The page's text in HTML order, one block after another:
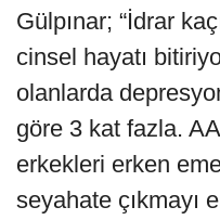
Gülpınar; “İdrar
cinsel hayatı
olanlarda
göre 3 kat fazla.
erkekleri erken
seyahate çıkmayı